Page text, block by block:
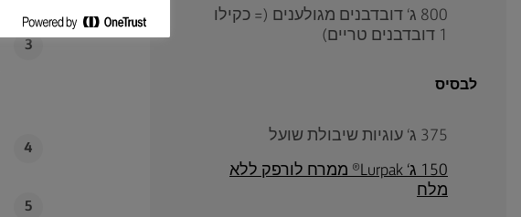
800 ג‘ דובדבנים מגולענים (= כקילו
1 דובדבנים טריים)
לבסיס
375 ג‘ עוגיות שיבולת שועל
150 ג‘ Lurpak® ממרח לורפק ללא
מלח
3
4
5